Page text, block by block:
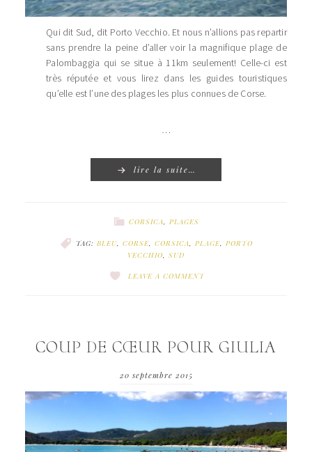
Qui dit Sud, dit Porto Vecchio. Et nous n’allions pas repartir
sans prendre la peine d’aller voir la magnifique plage de
Palombaggia qui se situe à 11km seulement! Celle-ci est
très réputée et vous lirez dans les guides touristiques
qu’elle est l’une des plages les plus connues de Corse.
…
lire la suite…
CORSICA, PLAGES
TAG: BLEU, CORSE, CORSICA, PLAGE, PORTO
VECCHIO, SUD
LEAVE A COMMENT
COUP DE CŒUR POUR GIULIA
20 septembre 2015